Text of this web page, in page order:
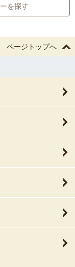
を探す
ページトップへ